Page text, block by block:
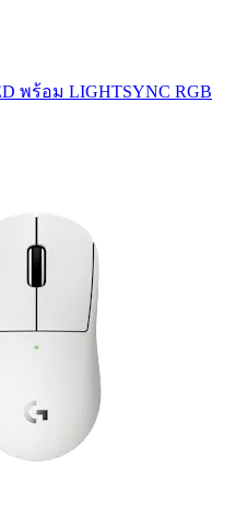
พร้อม LIGHTSYNC RGB